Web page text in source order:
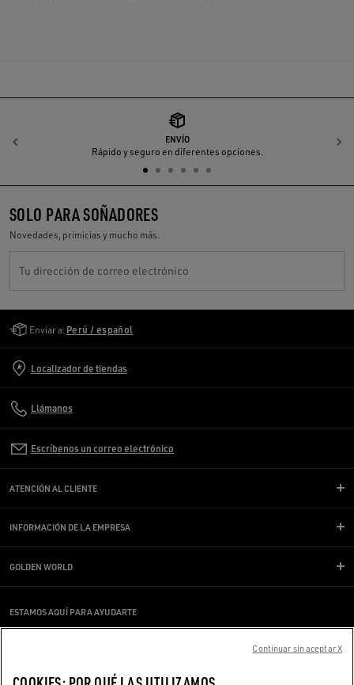
ENVÍO
Rápido y seguro en diferentes opciones.
Anterior
SOLO PARA SOÑADORES
Novedades, primicias y mucho más.
Tu dirección de correo electrónico
Enviar a: Perú / español
Localizador de tiendas
Llámanos
Escríbenos un correo electrónico
ATENCIÓN AL CLIENTE
INFORMACIÓN DE LA EMPRESA
GOLDEN WORLD
ESTAMOS AQUÍ PARA AYUDARTE
¿Estás usando un lector de pantalla y estás teniendo problemas?
Continuar sin aceptar X